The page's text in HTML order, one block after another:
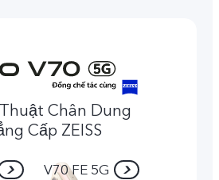
Chân Dung
Cấp ZEISS
V70 FE 5G